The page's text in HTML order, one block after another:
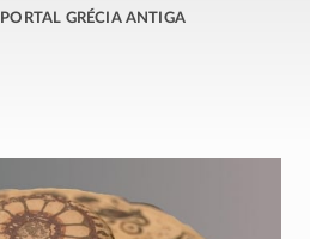
portal grécia antiga